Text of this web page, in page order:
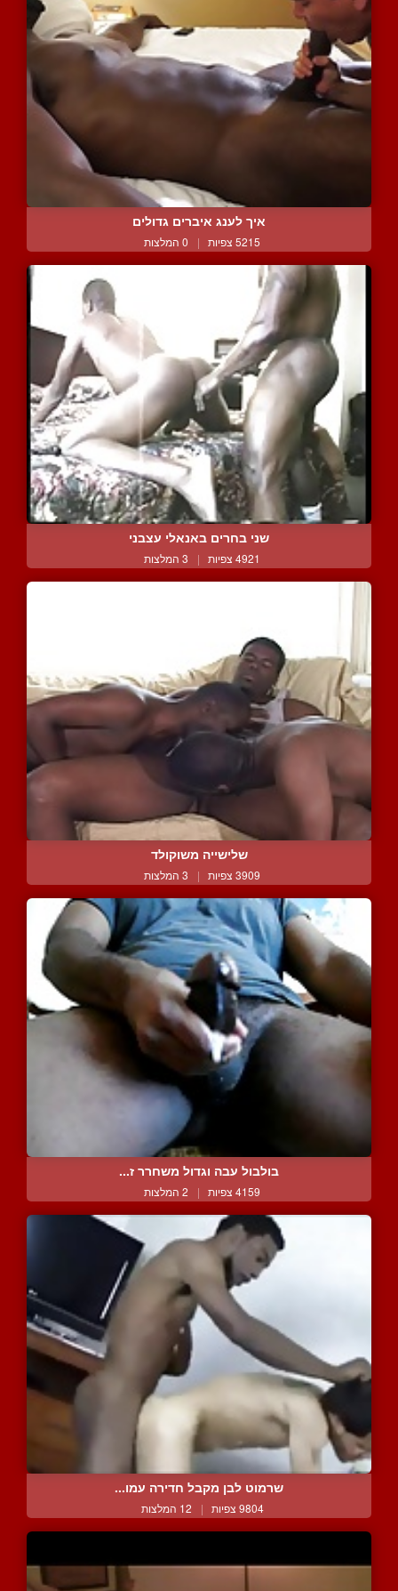
איך לענג איברים גדולים
5215 צפיות | 0 המלצות
שני בחרים באנאלי עצבני
4921 צפיות | 3 המלצות
שלישייה משוקולד
3909 צפיות | 3 המלצות
בולבול עבה וגדול משחרר ז...
4159 צפיות | 2 המלצות
שרמוט לבן מקבל חדירה עמו...
9804 צפיות | 12 המלצות